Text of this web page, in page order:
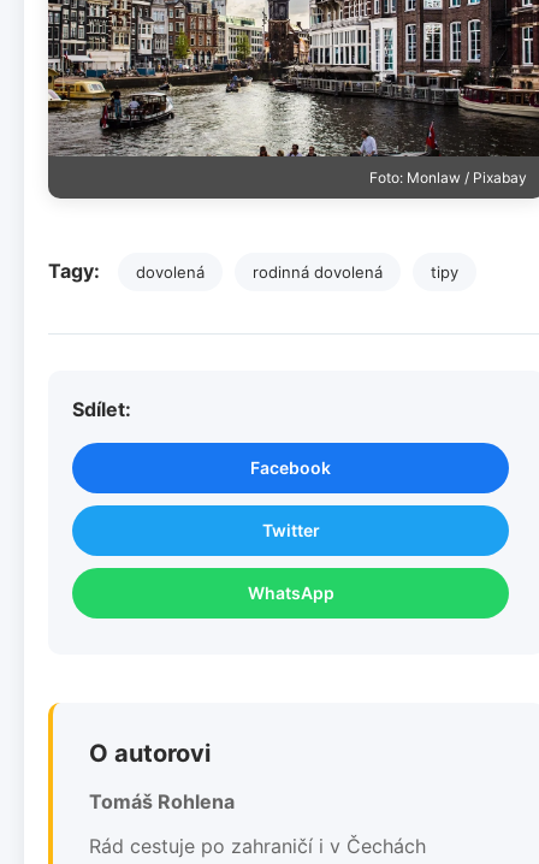
Foto: Monlaw / Pixabay
Tagy: dovolená rodinná dovolená tipy
Sdílet:
Facebook
Twitter
WhatsApp
O autorovi
Tomáš Rohlena
Rád cestuje po zahraničí i v Čechách